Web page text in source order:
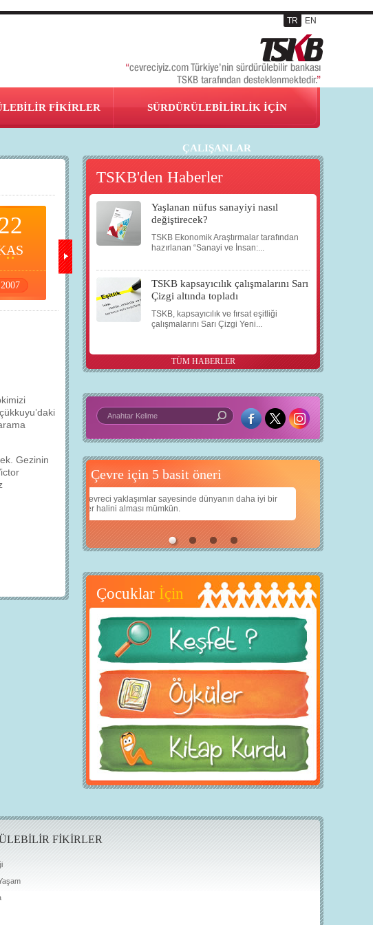
TR EN
FİKİRLER SÜRDÜRÜLEBİLİRLİK İÇİN
ÇALIŞANLAR
2007
23
KAS
2007
24
KAS
2007
KAS
2007
27
KAS
2007
Gezinin
TSKB'den Haberler
Yaşlanan nüfus sanayiyi nasıl
değiştirecek?
TSKB Ekonomik Araştırmalar tarafından
hazırlanan “Sanayi ve İnsan:...
TSKB kapsayıcılık çalışmalarını Sarı
Çizgi altında topladı
TSKB, kapsayıcılık ve fırsat eşitliği
çalışmalarını Sarı Çizgi Yeni...
TÜM HABERLER
Çevre için 5 basit öneri
dünyanın daha iyi bir
Daha iyi bir dünya için yapay zekâ
Çocuklarımıza daha güzel bir dünya bırakabilmek için
teknolojiden nasıl yararlanırız?
Çocuklar İçin
FİKİRLER